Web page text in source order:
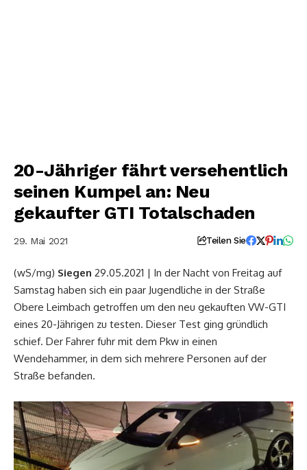
20-Jähriger fährt versehentlich
seinen Kumpel an: Neu
gekaufter GTI Totalschaden
29. Mai 2021 Teilen Sie
(wS/mg) Siegen 29.05.2021 | In der Nacht von Freitag auf
Samstag haben sich ein paar Jugendliche in der Straße
Obere Leimbach getroffen um den neu gekauften VW-GTI
eines 20-Jährigen zu testen. Dieser Test ging gründlich
schief. Der Fahrer fuhr mit dem Pkw in einen
Wendehammer, in dem sich mehrere Personen auf der
Straße befanden.